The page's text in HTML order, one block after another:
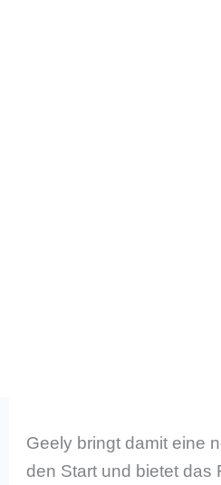
Geely bringt damit eine
den Start und bietet das